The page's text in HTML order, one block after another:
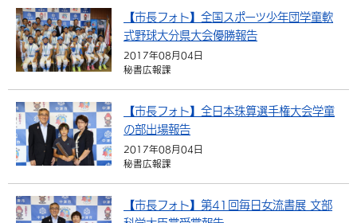
移住・定住
地方創生・地域活性化
行政・計画
【市長フォト】全国スポーツ少年団学童軟
式野球大分県大会優勝報告
2017年08月04日
秘書広報課
【市長フォト】全日本珠算選手権大会学童
の部出場報告
2017年08月04日
秘書広報課
【市長フォト】第41回毎日女流書展 文部